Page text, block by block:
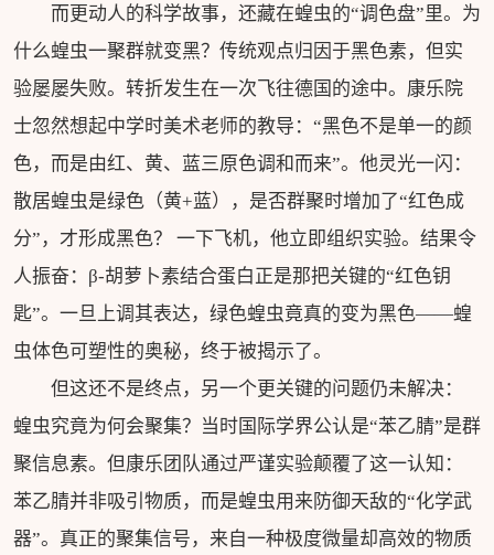
而更动人的科学故事，还藏在蝗虫的“调色盘”里。为
什么蝗虫一聚群就变黑？传统观点归因于黑色素，但实
验屡屡失败。转折发生在一次飞往德国的途中。康乐院
士忽然想起中学时美术老师的教导：“黑色不是单一的颜
色，而是由红、黄、蓝三原色调和而来”。他灵光一闪：
散居蝗虫是绿色（黄+蓝），是否群聚时增加了“红色成
分”，才形成黑色？ 一下飞机，他立即组织实验。结果令
人振奋：β-胡萝卜素结合蛋白正是那把关键的“红色钥
匙”。一旦上调其表达，绿色蝗虫竟真的变为黑色——蝗
虫体色可塑性的奥秘，终于被揭示了。
但这还不是终点，另一个更关键的问题仍未解决：
蝗虫究竟为何会聚集？当时国际学界公认是“苯乙腈”是群
聚信息素。但康乐团队通过严谨实验颠覆了这一认知：
苯乙腈并非吸引物质，而是蝗虫用来防御天敌的“化学武
器”。真正的聚集信号，来自一种极度微量却高效的物质